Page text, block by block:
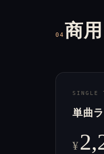
04 商
SINGLE
単曲
¥